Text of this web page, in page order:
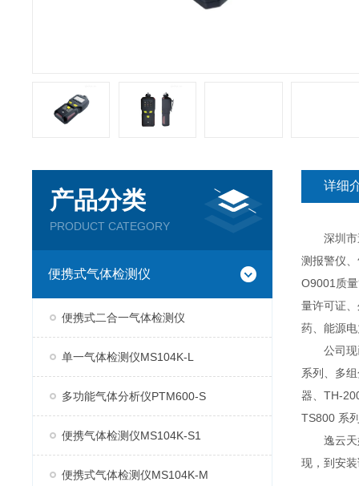
产品分类
PRODUCT CATEGORY
便携式气体检测仪
便携式二合一气体检测仪
单一气体检测仪MS104K-L
多功能气体分析仪PTM600-S
便携气体检测仪MS104K-S1
便携式气体检测仪MS104K-M
详细
深圳市逸
测报警仪
O9001质
量许可证
药、能源
公司现已
系列、多
器、TH-
TS800 系
逸云天始
现，到安